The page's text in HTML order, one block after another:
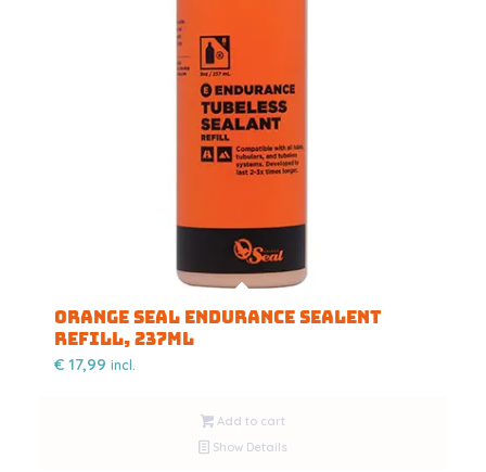
Orange Seal Endurance Sealent
refill, 237ml
€17,99 incl.
Add to cart
Show Details